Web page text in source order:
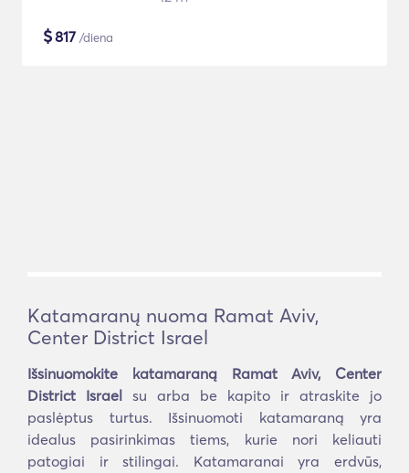
$817 /diena
Katamaranų nuoma Ramat Aviv,
Center District Israel
Išsinuomokite katamaraną Ramat Aviv, Center
District Israel su arba be kapito ir atraskite jo
paslėptus turtus. Išsinuomoti katamaraną yra
idealus pasirinkimas tiems, kurie nori keliauti
patogiai ir stilingai. Katamaranai yra erdvūs,